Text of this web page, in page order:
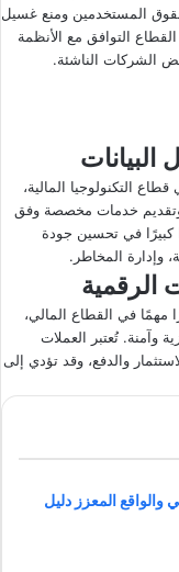
حقوق المستخدمين ومنع غسيل
التوافق مع الأنظمة
الشركات الناشئة.
البيانات
التكنولوجيا المالية،
خدمات مخصصة وفق
كبيرًا في تحسين جودة
وإدارة المخاطر.
الرقمية
مهمًا في القطاع المالي،
وآمنة. تُعتبر العملات
والدفع، وقد تؤدي إلى
والواقع المعزز دليل